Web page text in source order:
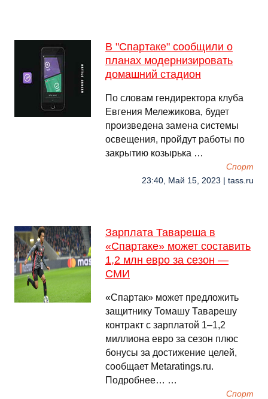
В "Спартаке" сообщили о
планах модернизировать
домашний стадион
По словам гендиректора клуба
Евгения Мележикова, будет
произведена замена системы
освещения, пройдут работы по
закрытию козырька …
Спорт
23:40, Май 15, 2023 | tass.ru
Зарплата Тавареша в
«Спартаке» может составить
1,2 млн евро за сезон —
СМИ
«Спартак» может предложить
защитнику Томашу Таварешу
контракт с зарплатой 1–1,2
миллиона евро за сезон плюс
бонусы за достижение целей,
сообщает Metaratings.ru.
Подробнее… …
Спорт